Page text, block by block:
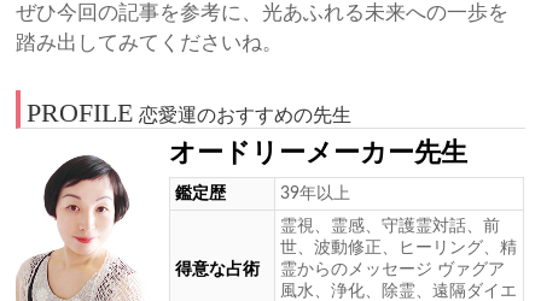
ぜひ今回の記事を参考に、光あふれる未来への一歩を
踏み出してみてくださいね。
PROFILE 恋愛運のおすすめの先生
オードリーメーカー先生
鑑定歴 39年以上
得意な占術
霊視、霊感、守護霊対話、前
世、波動修正、ヒーリング、精
霊からのメッセージ ヴァグア
風水、浄化、除霊、遠隔ダイエ